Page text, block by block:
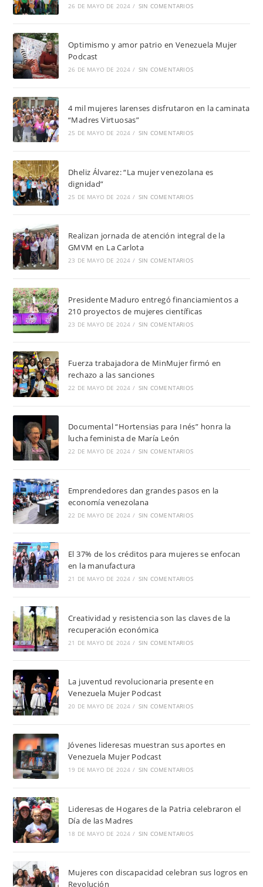
26 DE MAYO DE 2024 / SIN COMENTARIOS
Optimismo y amor patrio en Venezuela Mujer
Podcast
26 DE MAYO DE 2024 / SIN COMENTARIOS
4 mil mujeres larenses disfrutaron en la caminata
“Madres Virtuosas”
25 DE MAYO DE 2024 / SIN COMENTARIOS
Dheliz Álvarez: “La mujer venezolana es
dignidad”
25 DE MAYO DE 2024 / SIN COMENTARIOS
Realizan jornada de atención integral de la
GMVM en La Carlota
23 DE MAYO DE 2024 / SIN COMENTARIOS
Presidente Maduro entregó financiamientos a
210 proyectos de mujeres científicas
23 DE MAYO DE 2024 / SIN COMENTARIOS
Fuerza trabajadora de MinMujer firmó en
rechazo a las sanciones
22 DE MAYO DE 2024 / SIN COMENTARIOS
Documental “Hortensias para Inés” honra la
lucha feminista de María León
22 DE MAYO DE 2024 / SIN COMENTARIOS
Emprendedores dan grandes pasos en la
economía venezolana
22 DE MAYO DE 2024 / SIN COMENTARIOS
El 37% de los créditos para mujeres se enfocan
en la manufactura
21 DE MAYO DE 2024 / SIN COMENTARIOS
Creatividad y resistencia son las claves de la
recuperación económica
21 DE MAYO DE 2024 / SIN COMENTARIOS
La juventud revolucionaria presente en
Venezuela Mujer Podcast
20 DE MAYO DE 2024 / SIN COMENTARIOS
Jóvenes lideresas muestran sus aportes en
Venezuela Mujer Podcast
19 DE MAYO DE 2024 / SIN COMENTARIOS
Lideresas de Hogares de la Patria celebraron el
Día de las Madres
18 DE MAYO DE 2024 / SIN COMENTARIOS
Mujeres con discapacidad celebran sus logros en
Revolución